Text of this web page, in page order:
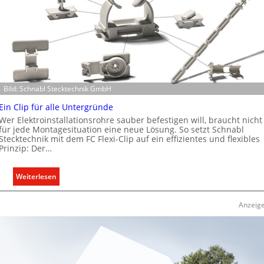
Bild: Schnabl Stecktechnik GmbH
Clip für alle Untergründe
Elektroinstallationsrohre sauber befestigen will, braucht nicht
jede Montagesituation eine neue Lösung. So setzt Schnabl
mit dem FC Flexi-Clip auf ein effizientes und flexibles
Der…
Weiterlesen
E